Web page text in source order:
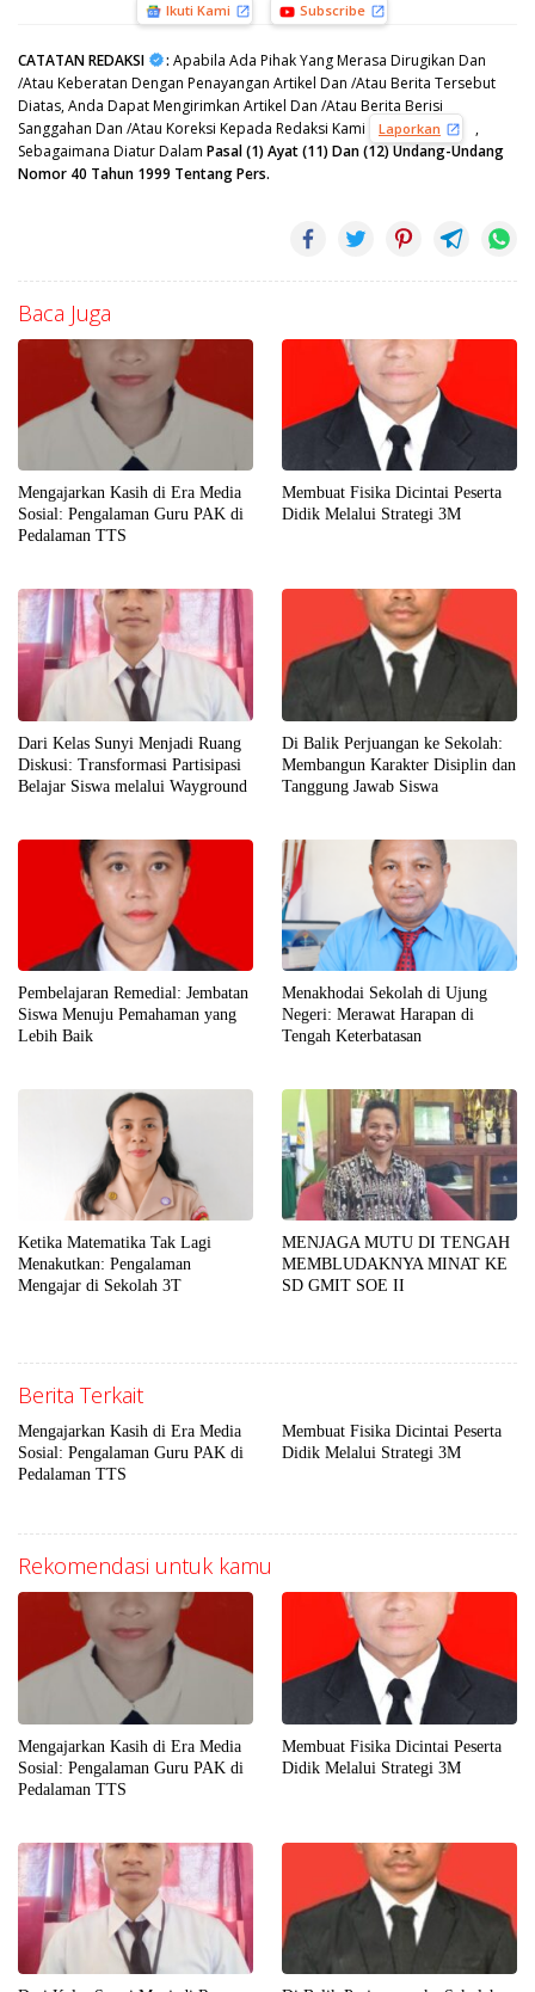
Ikuti Kami Subscribe
CATATAN REDAKSI : Apabila Ada Pihak Yang Merasa Dirugikan Dan
/Atau Keberatan Dengan Penayangan Artikel Dan /Atau Berita Tersebut
Diatas, Anda Dapat Mengirimkan Artikel Dan /Atau Berita Berisi
Sanggahan Dan /Atau Koreksi Kepada Redaksi Kami
Laporkan
,
Sebagaimana Diatur Dalam Pasal (1) Ayat (11) Dan (12) Undang-Undang
Nomor 40 Tahun 1999 Tentang Pers.
Baca Juga
Mengajarkan Kasih di Era Media
Sosial: Pengalaman Guru PAK di
Pedalaman TTS
Membuat Fisika Dicintai Peserta
Didik Melalui Strategi 3M
Dari Kelas Sunyi Menjadi Ruang
Diskusi: Transformasi Partisipasi
Belajar Siswa melalui Wayground
Di Balik Perjuangan ke Sekolah:
Membangun Karakter Disiplin dan
Tanggung Jawab Siswa
Pembelajaran Remedial: Jembatan
Siswa Menuju Pemahaman yang
Lebih Baik
Menakhodai Sekolah di Ujung
Negeri: Merawat Harapan di
Tengah Keterbatasan
Ketika Matematika Tak Lagi
Menakutkan: Pengalaman
Mengajar di Sekolah 3T
MENJAGA MUTU DI TENGAH
MEMBLUDAKNYA MINAT KE
SD GMIT SOE II
Berita Terkait
Mengajarkan Kasih di Era Media
Sosial: Pengalaman Guru PAK di
Pedalaman TTS
Membuat Fisika Dicintai Peserta
Didik Melalui Strategi 3M
Rekomendasi untuk kamu
Mengajarkan Kasih di Era Media
Sosial: Pengalaman Guru PAK di
Pedalaman TTS
Membuat Fisika Dicintai Peserta
Didik Melalui Strategi 3M